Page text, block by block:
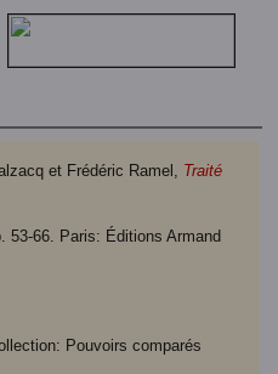
et Frédéric Ramel, Traité
53-66. Paris: Éditions Armand
Pouvoirs comparés